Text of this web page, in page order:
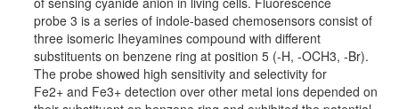
probe 3 is a series of indole-based chemosensors consist of
three isomeric Iheyamines compound with different
substituents on benzene ring at position 5 (-H, -OCH3, -Br).
The probe showed high sensitivity and selectivity for
Fe2+ and Fe3+ detection over other metal ions depended on